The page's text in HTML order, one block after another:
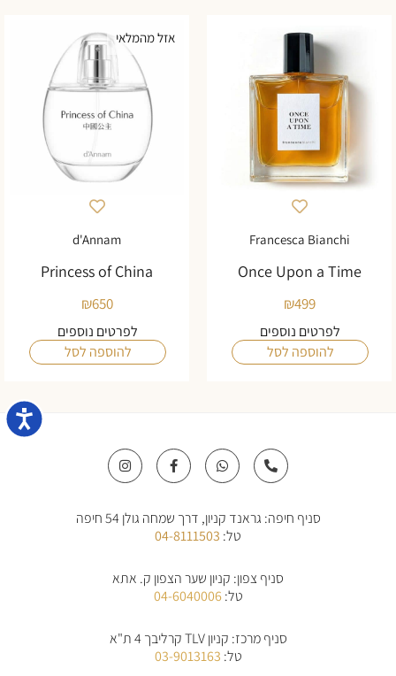
Francesca Bianchi
Once Upon a Time
₪499
לפרטים נוספים
להוספה לסל
אזל מהמלאי
d'Annam
Princess of China
₪650
לפרטים נוספים
להוספה לסל
P
h
o
-
W
h
a
a
p
F
a
c
o
o
k
f
I
n
s
g
סניף חיפה: גראנד קניון, דרך שמחה גולן 54 חיפה
טל:04-8111503
סניף צפון: קניון שער הצפון ק. אתא
טל:04-6040006
סניף מרכז: קניון TLV קרליבך 4 ת"א
טל:03-9013163